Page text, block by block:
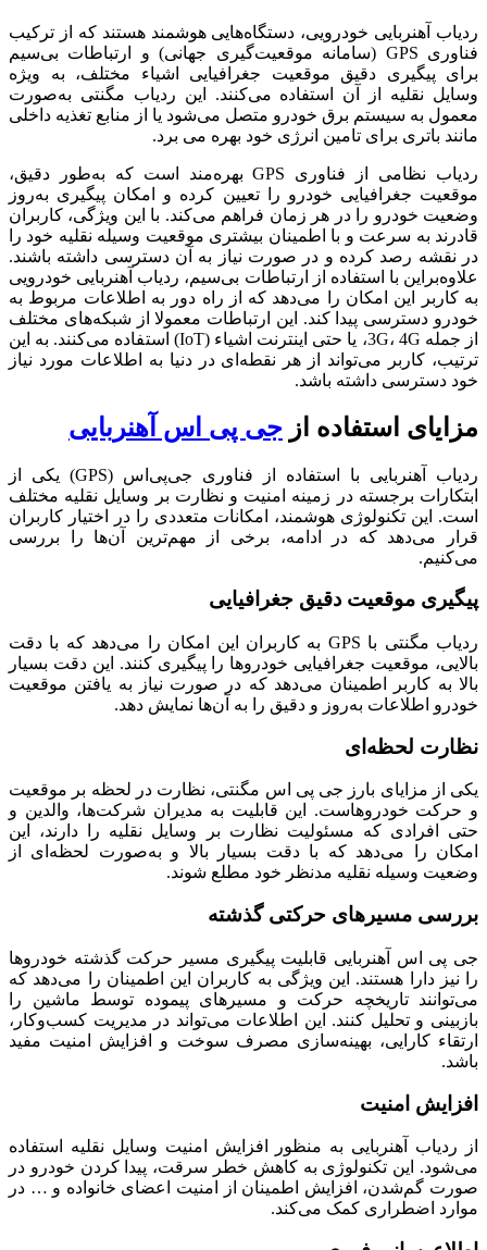
ردیاب آهنربایی خودرویی، دستگاه‌هایی هوشمند هستند که از ترکیب
فناوری GPS (سامانه موقعیت‌گیری جهانی) و ارتباطات بی‌سیم
برای پیگیری دقیق موقعیت جغرافیایی اشیاء مختلف، به ویژه
وسایل نقلیه از آن استفاده می‌کنند. این ردیاب مگنتی به‌صورت
معمول به سیستم برق خودرو متصل می‌شود یا از منابع تغذیه داخلی
مانند باتری برای تامین انرژی خود بهره می برد.
ردیاب نظامی از فناوری GPS بهره‌مند است که به‌طور دقیق،
موقعیت جغرافیایی خودرو را تعیین کرده و امکان پیگیری به‌روز
وضعیت خودرو را در هر زمان فراهم می‌کند. با این ویژگی، کاربران
قادرند به سرعت و با اطمینان بیشتری موقعیت وسیله نقلیه خود را
در نقشه رصد کرده و در صورت نیاز به آن دسترسی داشته باشند.
علاوه‌بر‌این با استفاده از ارتباطات بی‌سیم، ردیاب آهنربایی خودرویی
به کاربر این امکان را می‌دهد که از راه دور به اطلاعات مربوط به
خودرو دسترسی پیدا کند. این ارتباطات معمولا از شبکه‌های مختلف
از جمله 3G، 4G، یا حتی اینترنت اشیاء (IoT) استفاده می‌کنند. به این
ترتیب، کاربر می‌تواند از هر نقطه‌ای در دنیا به اطلاعات مورد نیاز
خود دسترسی داشته باشد.
​مزایای استفاده از جی پی اس آهنربایی
ردیاب آهنربایی با استفاده از فناوری جی‌پی‌اس (GPS) یکی از
ابتکارات برجسته در زمینه امنیت و نظارت بر وسایل نقلیه مختلف
است. این تکنولوژی هوشمند، امکانات متعددی را در اختیار کاربران
قرار می‌دهد که در ادامه، برخی از مهم‌ترین آن‌ها را بررسی
می‌کنیم.
​پیگیری موقعیت دقیق جغرافیایی
ردیاب مگنتی با GPS به کاربران این امکان را می‌دهد که با دقت
بالایی، موقعیت جغرافیایی خودروها را پیگیری کنند. این دقت بسیار
بالا به کاربر اطمینان می‌دهد که در صورت نیاز به یافتن موقعیت
خودرو اطلاعات به‌روز و دقیق را به آن‌ها نمایش دهد.
​نظارت لحظه‌ای
یکی از مزایای بارز جی پی اس مگنتی، نظارت در لحظه بر موقعیت
و حرکت خودروهاست. این قابلیت به مدیران شرکت‌ها، والدین و
حتی افرادی که مسئولیت نظارت بر وسایل نقلیه را دارند، این
امکان را می‌دهد که با دقت بسیار بالا و به‌صورت لحظه‌ای از
وضعیت وسیله نقلیه مدنظر خود مطلع شوند.
​بررسی مسیرهای حرکتی گذشته
جی پی اس آهنربایی قابلیت پیگیری مسیر حرکت گذشته خودروها
را نیز دارا هستند. این ویژگی به کاربران این اطمینان را می‌دهد که
می‌توانند تاریخچه حرکت و مسیرهای پیموده توسط ماشین را
بازبینی و تحلیل کنند. این اطلاعات می‌تواند در مدیریت کسب‌وکار،
ارتقاء کارایی، بهینه‌سازی مصرف سوخت و افزایش امنیت مفید
باشد.
​افزایش امنیت
از ردیاب آهنربایی به منظور افزایش امنیت وسایل نقلیه استفاده
می‌شود. این تکنولوژی به کاهش خطر سرقت، پیدا کردن خودرو در
صورت گم‌شدن، افزایش اطمینان از امنیت اعضای خانواده و … در
موارد اضطراری کمک می‌کند.